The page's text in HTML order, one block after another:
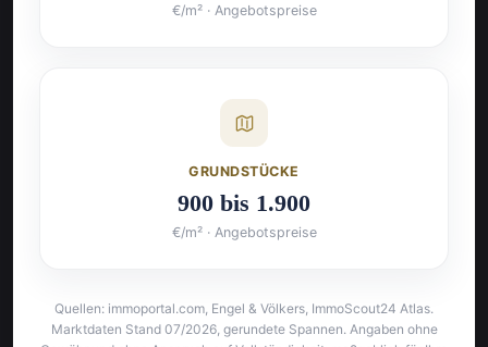
€/m² · Angebotspreise
GRUNDSTÜCKE
900 bis 1.900
€/m² · Angebotspreise
Quellen: immoportal.com, Engel & Völkers, ImmoScout24 Atlas.
Marktdaten Stand 07/2026, gerundete Spannen. Angaben ohne